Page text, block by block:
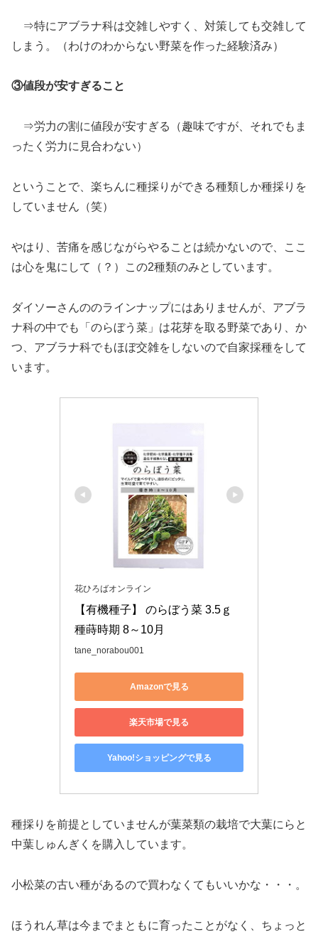
⇒特にアブラナ科は交雑しやすく、対策しても交雑して
しまう。（わけのわからない野菜を作った経験済み）
③値段が安すぎること
⇒労力の割に値段が安すぎる（趣味ですが、それでもま
ったく労力に見合わない）
ということで、楽ちんに種採りができる種類しか種採りを
していません（笑）
やはり、苦痛を感じながらやることは続かないので、ここ
は心を鬼にして（？）この2種類のみとしています。
ダイソーさんののラインナップにはありませんが、アブラ
ナ科の中でも「のらぼう菜」は花芽を取る野菜であり、か
つ、アブラナ科でもほぼ交雑をしないので自家採種をして
います。
花ひろばオンライン
【有機種子】 のらぼう菜 3.5ｇ
種蒔時期 8～10月
tane_norabou001
Amazonで見る
楽天市場で見る
Yahoo!ショッピングで見る
種採りを前提としていませんが葉菜類の栽培で大葉にらと
中葉しゅんぎくを購入しています。
小松菜の古い種があるので買わなくてもいいかな・・・。
ほうれん草は今までまともに育ったことがなく、ちょっと